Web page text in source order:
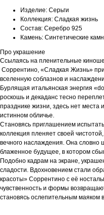
Изделие: Серьги
Коллекция: Сладкая жизнь
Состав: Серебро 925
Камень: Синтетические
Про украшение
Ссылаясь на пленительные
Соррентино, «Сладкая Жизнь»
вселенную соблазнов и
Бурлящая итальянская энергия
роскошь и декаданс тесно
празднике жизни, здесь нет места
истинном обличье.
Становясь приглашением
коллекция пленяет своей
вечного наслаждения. Она словно
блаженное будущее, в котором
Подобно кадрам на экране,
сладости. Вдохновением стали
красоты» Соррентино с её
чувственность и формы
становясь ослепительным маяком